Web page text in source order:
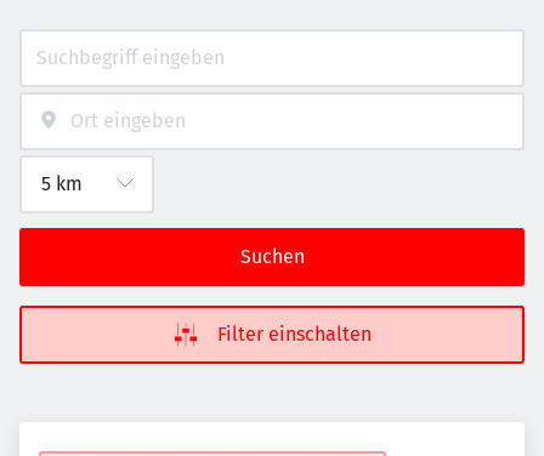
Suchen
Filter einschalten